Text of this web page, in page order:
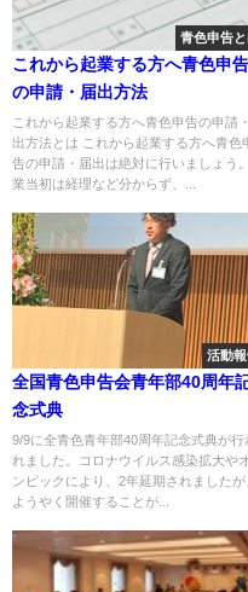
青色申告
これから起業する方へ青色申告
の申請・届出方法
これから起業する方へ青色申告の申請
出方法とは これから起業する方へ青色
告の申請・届出は絶対に行いましょう
業当初は経理など分からず、...
活動
全国青色申告会青年部40周年
念式典
9/9に全青色青年部40周年記念式典が行
れました。コロナウイルス感染拡大や
ンピックにより、2年延期されましたが
ようやく開催することが...